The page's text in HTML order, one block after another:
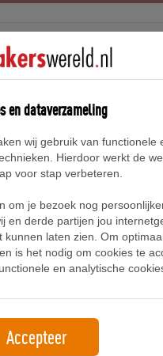
en dataverzameling
wij gebruik van functionele
Hierdoor werkt de
voor stap verbeteren.
om je bezoek nog
en derde partijen jou
laten zien. Om
is het nodig om cookies te
en analytische
Accepteer